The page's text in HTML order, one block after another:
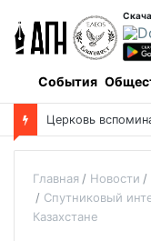
События
Церковь
Главная Новости
Спутниковый
Казахстане